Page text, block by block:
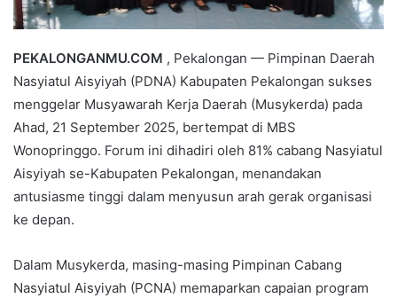
PEKALONGANMU.COM , Pekalongan — Pimpinan Daerah
Nasyiatul Aisyiyah (PDNA) Kabupaten Pekalongan sukses
menggelar Musyawarah Kerja Daerah (Musykerda) pada
Ahad, 21 September 2025, bertempat di MBS
Wonopringgo. Forum ini dihadiri oleh 81% cabang Nasyiatul
Aisyiyah se-Kabupaten Pekalongan, menandakan
antusiasme tinggi dalam menyusun arah gerak organisasi
ke depan.
Dalam Musykerda, masing-masing Pimpinan Cabang
Nasyiatul Aisyiyah (PCNA) memaparkan capaian program